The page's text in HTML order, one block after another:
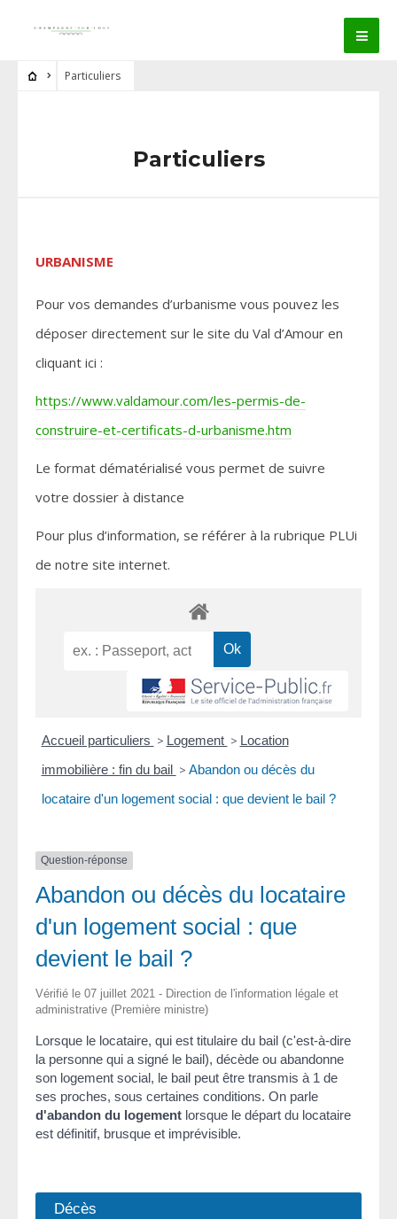
Particuliers
Particuliers
URBANISME
Pour vos demandes d’urbanisme vous pouvez les
déposer directement sur le site du Val d’Amour en
cliquant ici :
https://www.valdamour.com/les-permis-de-
construire-et-certificats-d-urbanisme.htm
Le format dématérialisé vous permet de suivre
votre dossier à distance
Pour plus d’information, se référer à la rubrique PLUi
de notre site internet.
Accueil particuliers > Logement > Location
immobilière : fin du bail
> Abandon ou décès du
locataire d'un logement social : que devient le bail ?
Question-réponse
Abandon ou décès du locataire
d'un logement social : que
devient le bail ?
Vérifié le 07 juillet 2021 - Direction de l'information légale et
administrative (Première ministre)
Lorsque le locataire, qui est titulaire du bail (c'est-à-dire
la personne qui a signé le bail), décède ou abandonne
son logement social, le bail peut être transmis à 1 de
ses proches, sous certaines conditions. On parle
d'abandon du logement lorsque le départ du locataire
est définitif, brusque et imprévisible.
Décès